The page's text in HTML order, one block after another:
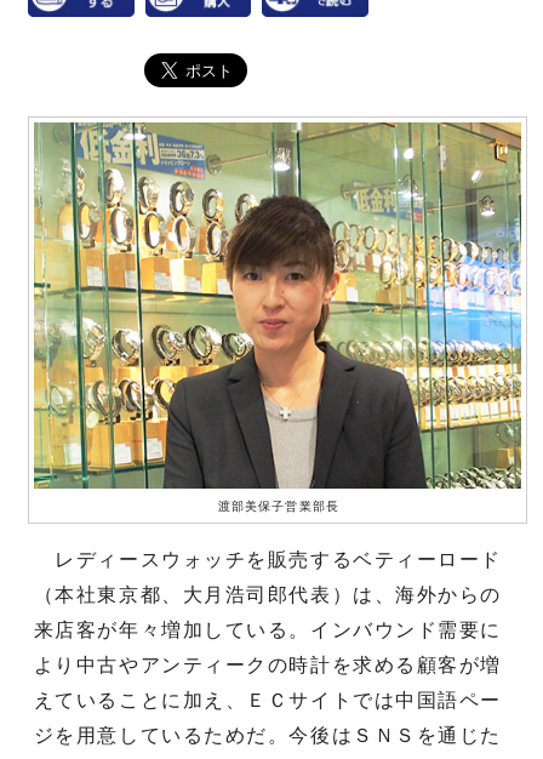
渡部美保子営業部長
レディースウォッチを販売するベティーロード
（本社東京都、大月浩司郎代表）は、海外からの
来店客が年々増加している。インバウンド需要に
より中古やアンティークの時計を求める顧客が増
えていることに加え、ＥＣサイトでは中国語ペー
ジを用意しているためだ。今後はＳＮＳを通じた